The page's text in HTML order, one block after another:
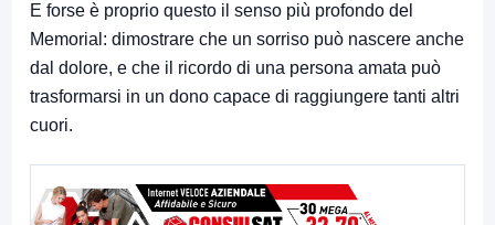
E forse è proprio questo il senso più profondo del
Memorial: dimostrare che un sorriso può nascere anche
dal dolore, e che il ricordo di una persona amata può
trasformarsi in un dono capace di raggiungere tanti altri
cuori.